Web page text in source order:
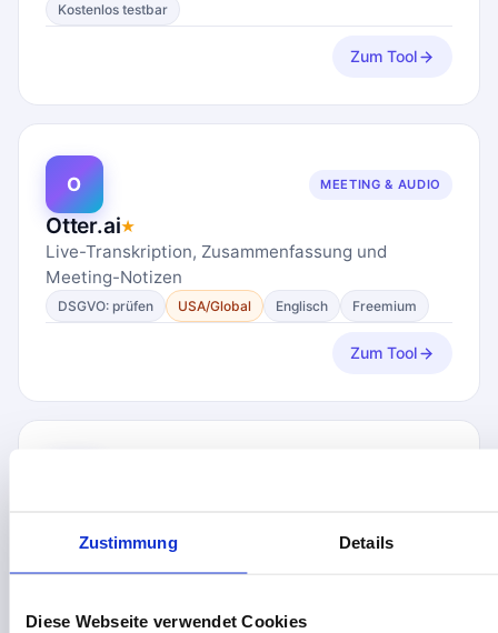
Zustimmung Details
Diese Webseite verwendet Cookies
Kostenlos testbar
Zum Tool
O MEETING & AUDIO
Otter.ai★
Live-Transkription, Zusammenfassung und
Meeting-Notizen
DSGVO: prüfen USA/Global Englisch Freemium
Zum Tool
Meeting-Recorder für Zoom und Teams, Video-
Highlights